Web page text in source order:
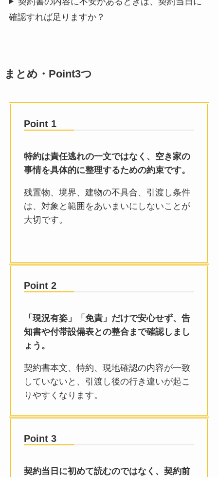
確認すれば足りますか？
まとめ・Point3つ
Point 1
特約は責任逃れの一文ではなく、空き家の
事情を具体的に整理するための約束です。
残置物、境界、建物の不具合、引渡し条件
は、対象と範囲をあいまいにしないことが
大切です。
Point 2
「現況有姿」「免責」だけで安心せず、告
知書や付帯設備表との整合まで確認しまし
ょう。
契約書本文、特約、現地確認の内容が一致
していないと、引渡し後の行き違いが起こ
りやすくなります。
Point 3
契約当日に初めて読むのではなく、契約前